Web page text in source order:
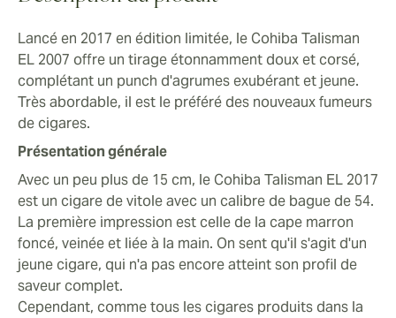
Lancé en 2017 en édition limitée, le Cohiba Talisman
EL 2007 offre un tirage étonnamment doux et corsé,
complétant un punch d'agrumes exubérant et jeune.
Très abordable, il est le préféré des nouveaux fumeurs
de cigares.
Présentation générale
Avec un peu plus de 15 cm, le Cohiba Talisman EL 2017
est un cigare de vitole avec un calibre de bague de 54.
La première impression est celle de la cape marron
foncé, veinée et liée à la main. On sent qu'il s'agit d'un
jeune cigare, qui n'a pas encore atteint son profil de
saveur complet.
Cependant, comme tous les cigares produits dans la